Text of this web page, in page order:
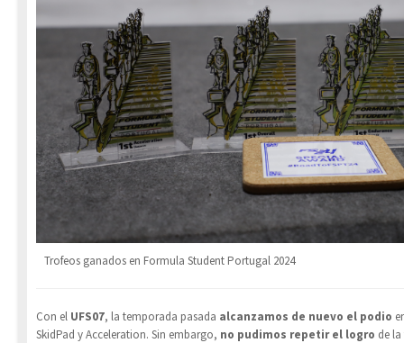
Trofeos ganados en Formula Student Portugal 2024
Con el UFS07, la temporada pasada alcanzamos de nuevo el podio
SkidPad y Acceleration. Sin embargo, no pudimos repetir el logro de